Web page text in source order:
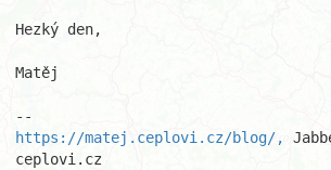
Hezký den,
Matěj
https://matej.ceplovi.cz/blog/,
ceplovi.cz